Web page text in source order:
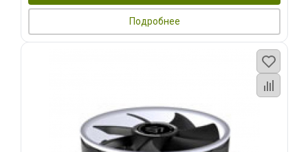
Подробнее